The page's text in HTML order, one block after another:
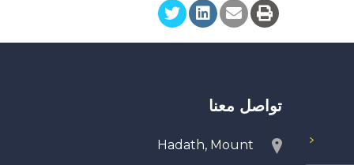
تواصل معنا
Hadath, Mount